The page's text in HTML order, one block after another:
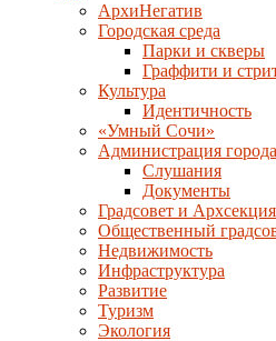
АрхиНегатив
Городская среда
Парки и скверы
Граффити и
Культура
Идентичность
«Умный Сочи»
Администрация
Слушания
Документы
Градсовет и Архсекция
Общественный
Недвижимость
Инфраструктура
Развитие
Туризм
Экология